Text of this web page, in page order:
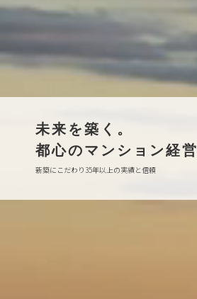
未来を築く。
都心のマンション経営
新築にこだわり35年以上の実績と信頼